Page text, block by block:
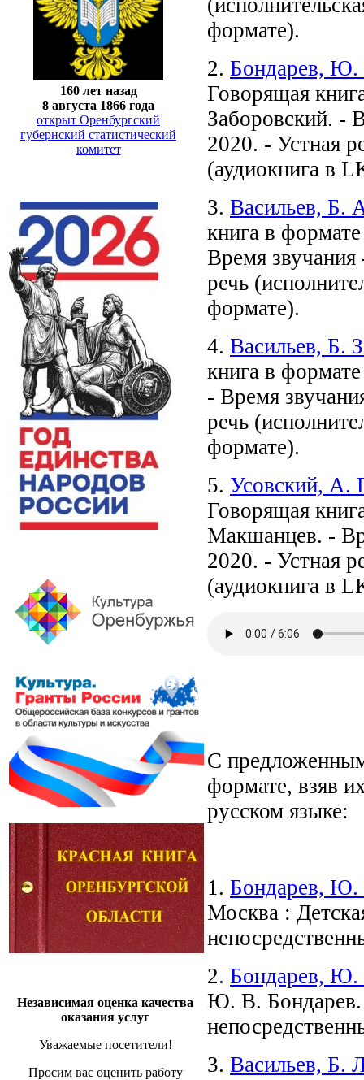
160 лет назад
8 августа 1866 года
открыт Оренбургский
губернский статистический
комитет
Независимая оценка качества
оказания услуг
Уважаемые посетители!
Просим вас оценить работу
формате).
2. Бондарев, Ю.
Говорящая
Заборовский. -
2020. - Устная
(аудиокнига в
3. Васильев, Б.
книга в
Время
речь
формате).
4. Васильев, Б.
книга в
- Время
речь
формате).
5. Усовский, А.
Говорящая
Макшанцев. -
2020. - Устная
(аудиокнига в
С
формате, взяв
русском языке:
1. Бондарев, Ю.
Москва :
2. Бондарев, Ю.
Ю. В. Бондарев.
3. Васильев, Б.